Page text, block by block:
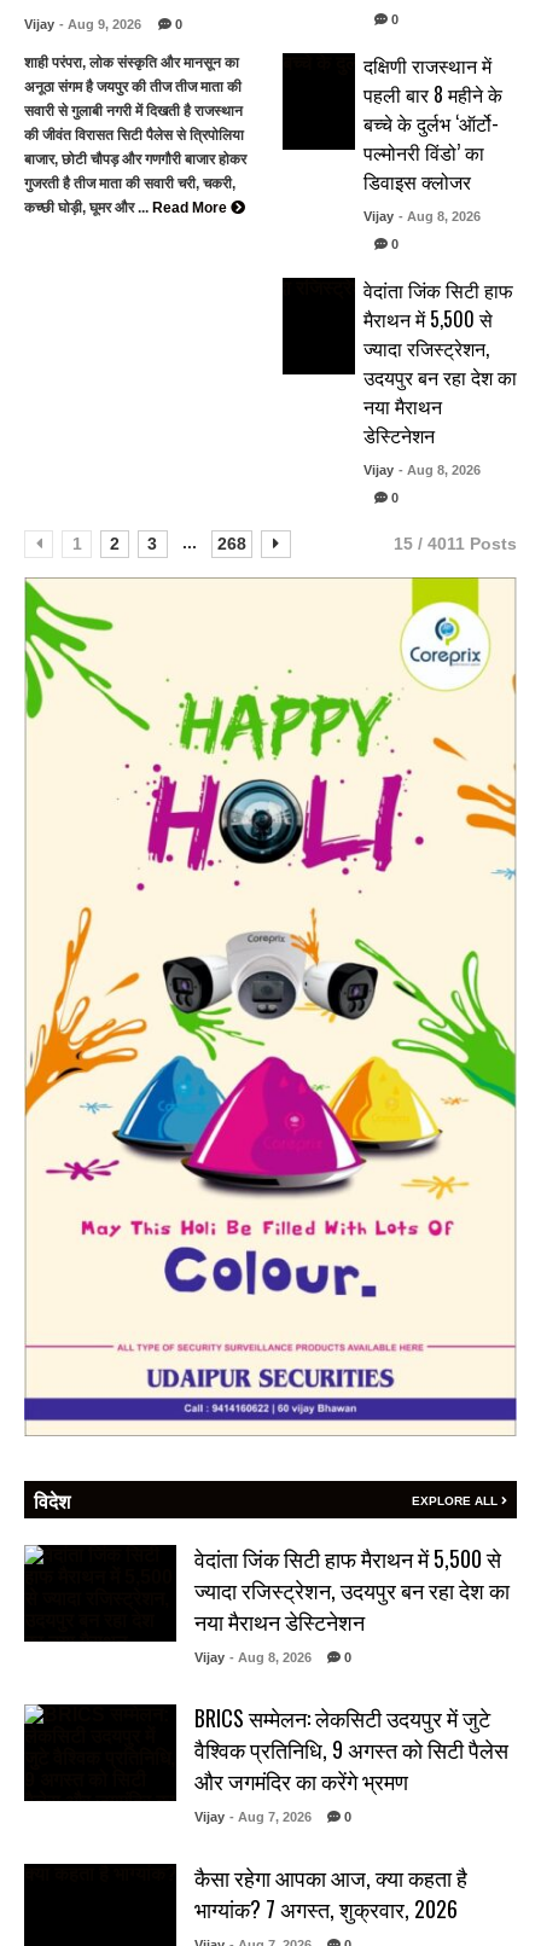
Vijay - Aug 9, 2026 0
शाही परंपरा, लोक संस्कृति और मानसून का
अनूठा संगम है जयपुर की तीज तीज माता की
सवारी से गुलाबी नगरी में दिखती है राजस्थान
की जीवंत विरासत सिटी पैलेस से त्रिपोलिया
बाजार, छोटी चौपड़ और गणगौरी बाजार होकर
गुजरती है तीज माता की सवारी चरी, चकरी,
कच्छी घोड़ी, घूमर और ... Read More
0
दक्षिणी राजस्थान में
पहली बार 8 महीने के
बच्चे के दुर्लभ ‘ऑर्टो-
पल्मोनरी विंडो’ का
डिवाइस क्लोजर
Vijay - Aug 8, 2026
0
वेदांता जिंक सिटी हाफ
मैराथन में 5,500 से
ज्यादा रजिस्ट्रेशन,
उदयपुर बन रहा देश का
नया मैराथन
डेस्टिनेशन
Vijay - Aug 8, 2026
0
1 2 3 ... 268 15 / 4011 Posts
विदेश EXPLORE ALL
वेदांता जिंक सिटी हाफ मैराथन में 5,500 से
ज्यादा रजिस्ट्रेशन, उदयपुर बन रहा देश का
नया मैराथन डेस्टिनेशन
Vijay - Aug 8, 2026 0
BRICS सम्मेलन: लेकसिटी उदयपुर में जुटे
वैश्विक प्रतिनिधि, 9 अगस्त को सिटी पैलेस
और जगमंदिर का करेंगे भ्रमण
Vijay - Aug 7, 2026 0
कैसा रहेगा आपका आज, क्या कहता है
भाग्यांक? 7 अगस्त, शुक्रवार, 2026